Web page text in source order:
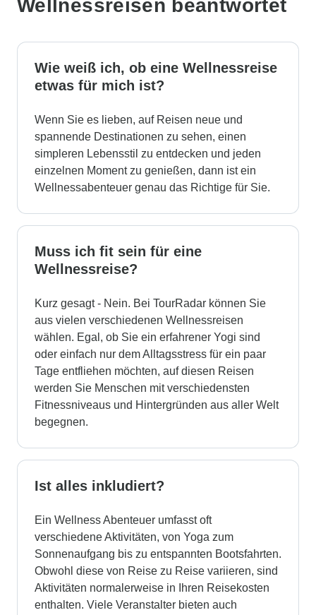
Wellnessreisen beantwortet
Wie weiß ich, ob eine Wellnessreise
etwas für mich ist?
Wenn Sie es lieben, auf Reisen neue und
spannende Destinationen zu sehen, einen
simpleren Lebensstil zu entdecken und jeden
einzelnen Moment zu genießen, dann ist ein
Wellnessabenteuer genau das Richtige für Sie.
Muss ich fit sein für eine
Wellnessreise?
Kurz gesagt - Nein. Bei TourRadar können Sie
aus vielen verschiedenen Wellnessreisen
wählen. Egal, ob Sie ein erfahrener Yogi sind
oder einfach nur dem Alltagsstress für ein paar
Tage entfliehen möchten, auf diesen Reisen
werden Sie Menschen mit verschiedensten
Fitnessniveaus und Hintergründen aus aller Welt
begegnen.
Ist alles inkludiert?
Ein Wellness Abenteuer umfasst oft
verschiedene Aktivitäten, von Yoga zum
Sonnenaufgang bis zu entspannten Bootsfahrten.
Obwohl diese von Reise zu Reise variieren, sind
Aktivitäten normalerweise in Ihren Reisekosten
enthalten. Viele Veranstalter bieten auch